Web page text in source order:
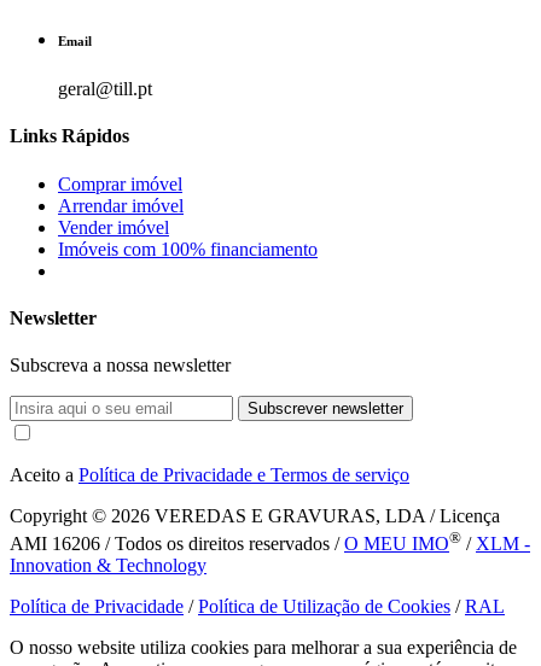
Email
geral@till.pt
Links Rápidos
Comprar imóvel
Arrendar imóvel
Vender imóvel
Imóveis com 100% financiamento
Newsletter
Subscreva a nossa newsletter
Subscrever newsletter
Aceito a Política de Privacidade e Termos de serviço
Copyright © 2026 VEREDAS E GRAVURAS, LDA / Licença
AMI 16206 / Todos os direitos reservados /O MEU IMO® / XLM -
Innovation & Technology
Política de Privacidade /Política de Utilização de Cookies /RAL
O nosso website utiliza cookies para melhorar a sua experiência de